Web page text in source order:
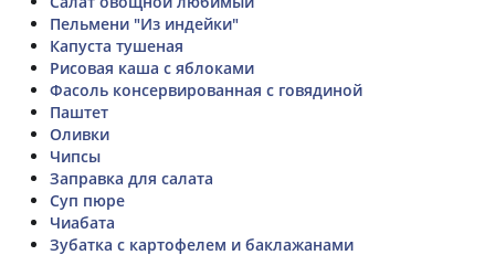
Пельмени "Из индейки"
Капуста тушеная
Рисовая каша с яблоками
Фасоль консервированная с говядиной
Паштет
Оливки
Чипсы
Заправка для салата
Суп пюре
Чиабата
Зубатка с картофелем и баклажанами